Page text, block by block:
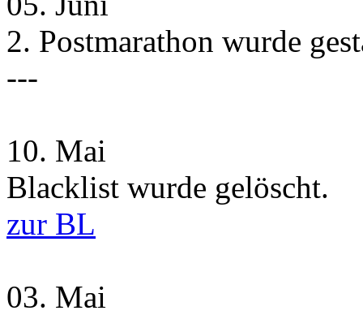
2. Postmarathon wurde
---
10. Mai
Blacklist wurde gelöscht.
zur BL
03. Mai